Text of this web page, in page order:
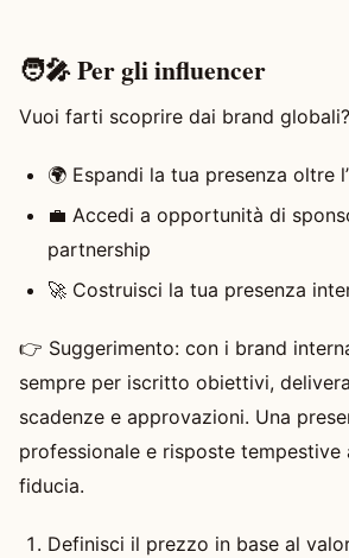
🧑‍🎤 Per gli influencer
Vuoi farti scoprire dai brand globali?
🌍 Espandi la tua presenza oltre
💼 Accedi a opportunità di
partnership
🚀 Costruisci la tua presenza
👉 Suggerimento: con i brand
sempre per iscritto obiettivi,
scadenze e approvazioni. Una
professionale e risposte tempestive
fiducia.
Definisci il prezzo in base al